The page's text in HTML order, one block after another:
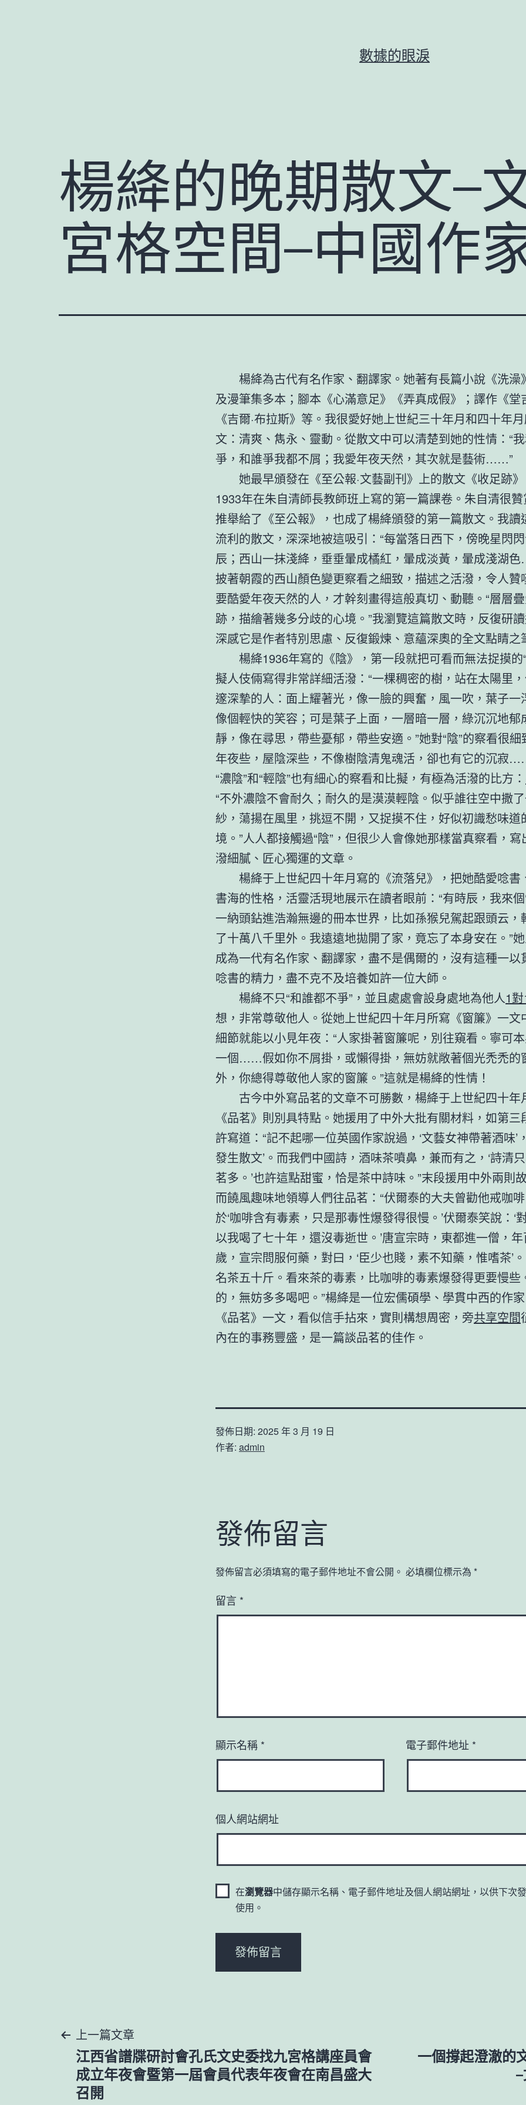
數據的眼淚
楊絳的晚期散文–
宮格空間–中國作
楊絳為古代有名作家、翻譯家。她著有長篇小說《洗澡
及漫筆集多本；腳本《心滿意足》《弄真成假》；譯作《堂
《吉爾·布拉斯》等。我很愛好她上世紀三十年月和四十年
文：清爽、雋永、靈動。從散文中可以清楚到她的性情：“
爭，和誰爭我都不屑；我愛年夜天然，其次就是藝術……”
她最早頒發在《至公報·文藝副刊》上的散文《收足跡
1933年在朱自清師長教師班上寫的第一篇課卷。朱自清很
推舉給了《至公報》，也成了楊絳頒發的第一篇散文。我讀
流利的散文，深深地被這吸引：“每當落日西下，傍晚星閃
辰；西山一抹淺絳，垂垂暈成橘紅，暈成淡黃，暈成淺湖
披著朝霞的西山顏色變更察看之細致，描述之活潑，令人贊
要酷愛年夜天然的人，才幹刻畫得這般真切、動聽。“層層
跡，描繪著幾多分歧的心境。”我瀏覽這篇散文時，反復研
深感它是作者特別思慮、反復鍛煉、意蘊深奧的全文點睛之
楊絳1936年寫的《陰》，第一段就把可看而無法捉摸的
擬人伎倆寫得非常詳細活潑：“一棵稠密的樹，站在太陽里
邃深摯的人：面上耀著光，像一臉的興奮，風一吹，葉子一
像個輕快的笑容；可是葉子上面，一層暗一層，綠沉沉地郁
靜，像在尋思，帶些憂郁，帶些安適。”她對“陰”的察看很細
年夜些，屋陰深些，不像樹陰清鬼魂活，卻也有它的沉寂
“濃陰”和“輕陰”也有細心的察看和比擬，有極為活潑的比方：
“不外濃陰不會耐久；耐久的是漠漠輕陰。似乎誰往空中撒
紗，蕩揚在風里，挑逗不開，又捉摸不住，好似初識愁味道
境。”人人都接觸過“陰”，但很少人會像她那樣當真察看，
潑細膩、匠心獨運的文章。
楊絳于上世紀四十年月寫的《流落兒》，把她酷愛唸書
書海的性格，活靈活現地展示在讀者眼前：“有時辰，我來個
一納頭鉆進浩瀚無邊的冊本世界，比如孫猴兒駕起跟頭云，
了十萬八千里外。我遠遠地拋開了家，竟忘了本身安在。”
成為一代有名作家、翻譯家，盡不是偶爾的，沒有這種一以
唸書的精力，盡不克不及培養如許一位大師。
楊絳不只“和誰都不爭”，並且處處會設身處地為他人1
想，非常尊敬他人。從她上世紀四十年月所寫《窗簾》一文
細節就能以小見年夜：“人家掛著窗簾呢，別往窺看。寧可
一個……假如你不屑掛，或懶得掛，無妨就敞著個光禿禿的
外，你總得尊敬他人家的窗簾。”這就是楊絳的性情！
古今中外寫品茗的文章不可勝數，楊絳于上世紀四十年
《品茗》則別具特點。她援用了中外大批有關材料，如第三
許寫道：“記不起哪一位英國作家說過，‘文藝女神帶著酒味’
發生散文’。而我們中國詩，酒味茶噴鼻，兼而有之，‘詩清
茗多。’也許這點甜蜜，恰是茶中詩味。”末段援用中外兩則
而饒風趣味地領導人們往品茗：“伏爾泰的大夫曾勸他戒咖
於‘咖啡含有毒素，只是那毒性爆發得很慢。’伏爾泰笑說：‘
以我喝了七十年，還沒毒逝世。’唐宣宗時，東都進一僧，
歲，宣宗問服何藥，對曰，‘臣少也賤，素不知藥，惟嗜茶’
名茶五十斤。看來茶的毒素，比咖啡的毒素爆發得更要慢些
的，無妨多多喝吧。”楊絳是一位宏儒碩學、學貫中西的作
《品茗》一文，看似信手拈來，實則構想周密，旁共享空間
內在的事務豐盛，是一篇談品茗的佳作。
發佈日期: 2025 年 3 月 19 日
作者: admin
發佈留言
發佈留言必須填寫的電子郵件地址不會公開。 必填欄位標示為 *
留言 *
顯示名稱 * 電子郵件地址 *
個人網站網址
在瀏覽器中儲存顯示名稱、電子郵件地址及個人網站網址，以供下次
使用。
文
章
上一篇文章
江西省譜牒研討會孔氏文史委找九宮格講座員會
成立年夜會暨第一屆會員代表年夜會在南昌盛大
召開
一個撐起澄澈